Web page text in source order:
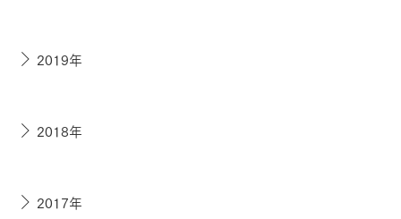
2019年
2018年
2017年